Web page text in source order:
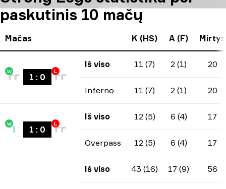
paskutinis 10 mačų
Mačas K (HS) A (F) Mirtys
W
1 : 0
L
Iš viso 11 (7) 2 (1) 20
Inferno 11 (7) 2 (1) 20
W
1 : 0
L
Iš viso 12 (5) 6 (4) 17
Overpass 12 (5) 6 (4) 17
Iš viso 43 (16) 17 (9) 56